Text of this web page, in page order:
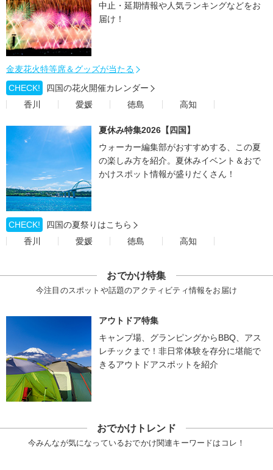
中止・延期情報や人気ランキングなどをお
届け！
金麦花火特等席＆グッズが当たる
CHECK!
四国の花火開催カレンダー
香川
愛媛 徳島 高知
夏休み特集2026【四国】
ウォーカー編集部がおすすめする、この夏
の楽しみ方を紹介。夏休みイベント＆おで
かけスポット情報が盛りだくさん！
CHECK!
四国の夏祭りはこちら
香川
愛媛 徳島 高知
おでかけ特集
今注目のスポットや話題のアクティビティ情報をお届け
アウトドア特集
キャンプ場、グランピングからBBQ、アス
レチックまで！非日常体験を存分に堪能で
きるアウトドアスポットを紹介
おでかけトレンド
今みんなが気になっているおでかけ関連キーワードはコレ！